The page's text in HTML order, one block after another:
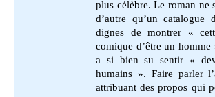
plus célèbre. Le roman ne
d’autre qu’un catalogue
dignes de montrer «
comique d’être un
a si bien su sentir «
humains ». Faire parler
attribuant des propos qui